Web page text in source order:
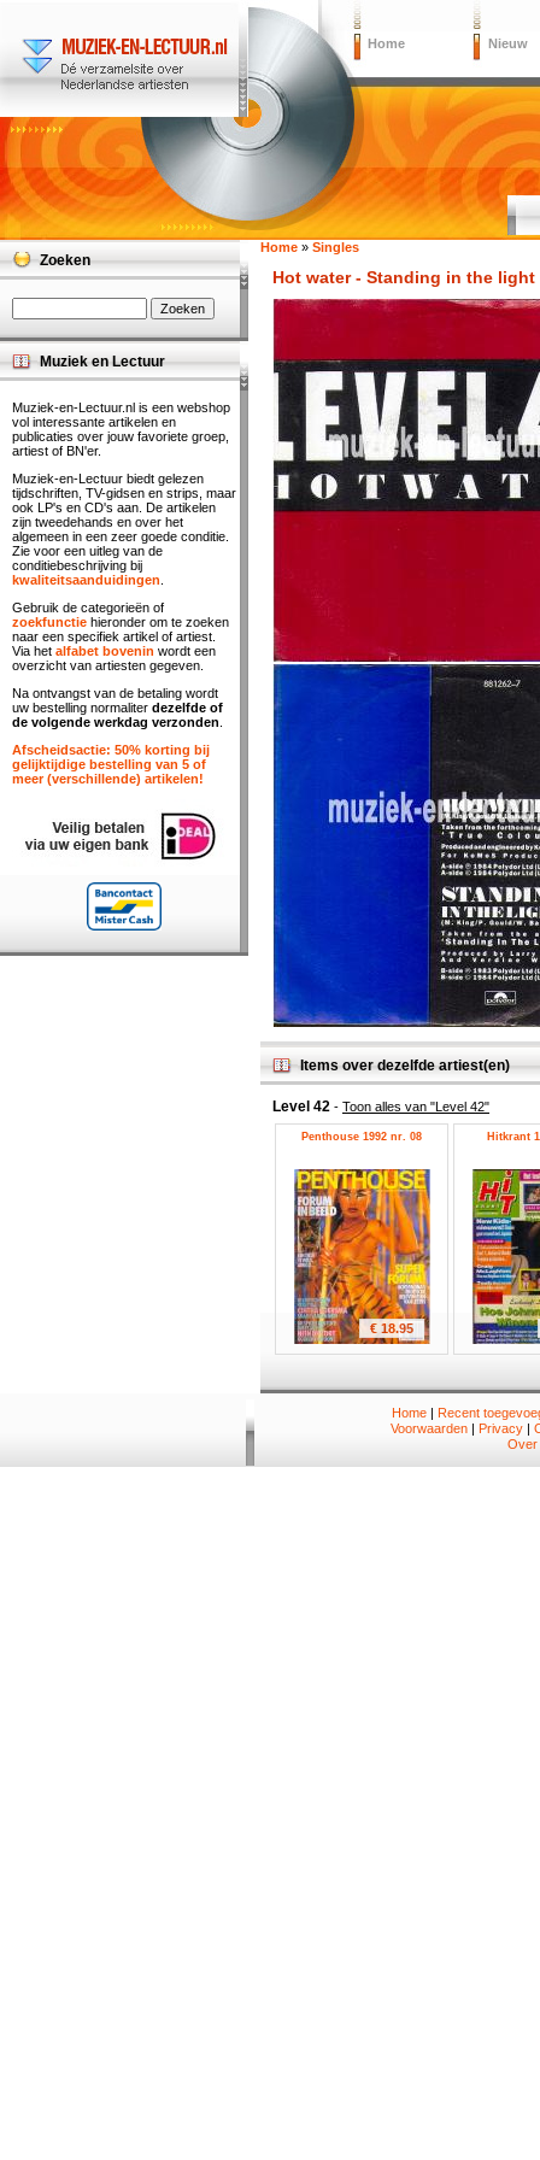
Home Nieuw
Home » Singles
Hot water - Standing in the light
Items over dezelfde artiest(en)
Level 42 - Toon alles van "Level 42"
Penthouse 1992 nr. 08
€ 18.95
Hitkrant
Zoeken
Muziek en Lectuur
Muziek-en-Lectuur.nl is een webshop
vol interessante artikelen en
publicaties over jouw favoriete groep,
artiest of BN'er.
Muziek-en-Lectuur biedt gelezen
tijdschriften, TV-gidsen en strips, maar
ook LP's en CD's aan. De artikelen
zijn tweedehands en over het
algemeen in een zeer goede conditie.
Zie voor een uitleg van de
conditiebeschrijving bij
kwaliteitsaanduidingen
Gebruik de categorieën of
zoekfunctie hieronder om te zoeken
naar een specifiek artikel of artiest.
Via het alfabet bovenin wordt een
overzicht van artiesten gegeven.
Na ontvangst van de betaling wordt
uw bestelling normaliter dezelfde of
de volgende werkdag verzonden
Afscheidsactie: 50% korting bij
gelijktijdige bestelling van 5 of
meer (verschillende) artikelen!
Home| Recent
Voorwaarden | Privacy |
Over